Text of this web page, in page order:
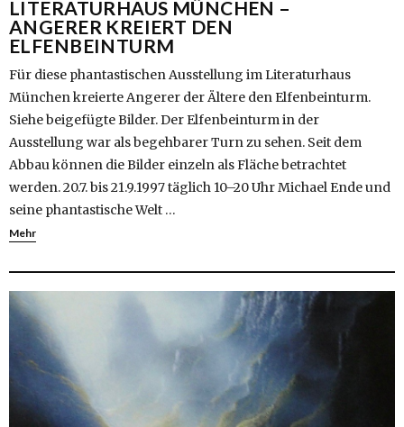
LITERATURHAUS MÜNCHEN –
ANGERER KREIERT DEN
ELFENBEINTURM
Für diese phantastischen Ausstellung im Literaturhaus
München kreierte Angerer der Ältere den Elfenbeinturm.
Siehe beigefügte Bilder. Der Elfenbeinturm in der
Ausstellung war als begehbarer Turn zu sehen. Seit dem
Abbau können die Bilder einzeln als Fläche betrachtet
werden. 20.7. bis 21.9.1997 täglich 10–20 Uhr Michael Ende und
seine phantastische Welt …
Mehr